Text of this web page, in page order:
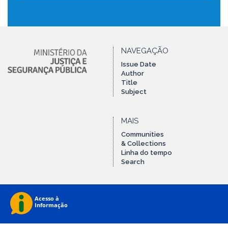
NAVEGAÇÃO
Issue Date
Author
Title
Subject
MAIS
Communities
& Collections
Linha do tempo
Search